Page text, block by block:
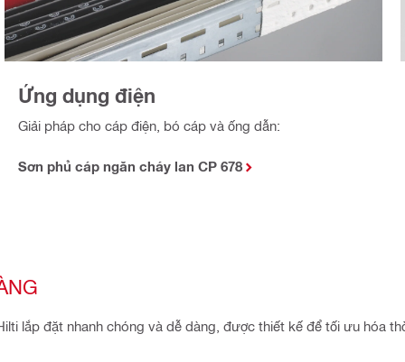
Ứng dụng điện
Giải pháp cho cáp điện, bó cáp và ống dẫn:
Sơn phủ cáp ngăn cháy lan CP 678
lắp đặt nhanh chóng và dễ dàng, được thiết kế để tối ưu hóa